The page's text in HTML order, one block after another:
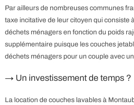
Par ailleurs de nombreuses communes
taxe incitative de leur citoyen qui consiste
déchets ménagers en fonction du poids
supplémentaire puisque les couches
déchets ménagers pour un couple avec
→ Un investissement de temps ?
La location de couches lavables à